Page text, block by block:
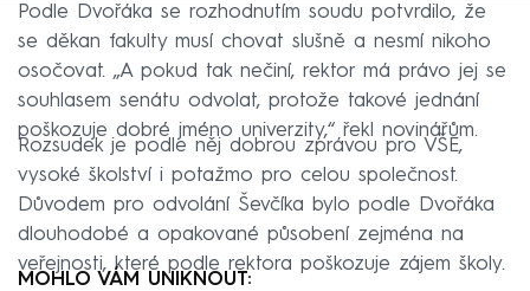
Podle Dvořáka se rozhodnutím soudu potvrdilo, že
se děkan fakulty musí chovat slušně a nesmí nikoho
osočovat. „A pokud tak nečiní, rektor má právo jej se
souhlasem senátu odvolat, protože takové jednání
poškozuje dobré jméno univerzity,“ řekl novinářům.
Rozsudek je podle něj dobrou zprávou pro VŠE,
vysoké školství i potažmo pro celou společnost.
Důvodem pro odvolání Ševčíka bylo podle Dvořáka
dlouhodobé a opakované působení zejména na
veřejnosti, které podle rektora poškozuje zájem školy.
MOHLO VÁM UNIKNOUT: